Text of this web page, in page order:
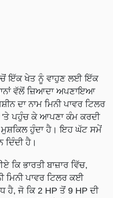
ਇੱਕ ਖੇਤ ਨੂੰ ਵਾਹੁਣ ਲਈ ਇੱਕ
ਵੱਲੋਂ ਜ਼ਿਆਦਾ ਅਪਣਾਇਆ
ਦਾ ਨਾਮ ਮਿਨੀ ਪਾਵਰ ਟਿਲਰ
'ਤੇ ਪਹੁੰਚ ਕੇ ਆਪਣਾ ਕੰਮ ਕਰਦੀ
ਹੁੰਦਾ ਹੈ। ਇਹ ਘੱਟ ਸਮੇਂ
ਹੈ।
ਕਿ ਭਾਰਤੀ ਬਾਜ਼ਾਰ ਵਿੱਚ,
ਮਿਨੀ ਪਾਵਰ ਟਿਲਰ ਕਈ
ਹੈ, ਜੋ ਕਿ 2 HP ਤੋਂ 9 HP ਦੀ